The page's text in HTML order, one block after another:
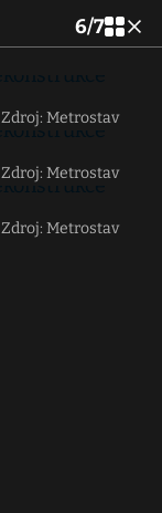
6/7
Zdroj: Metrostav
Zdroj: Metrostav
Zdroj: Metrostav